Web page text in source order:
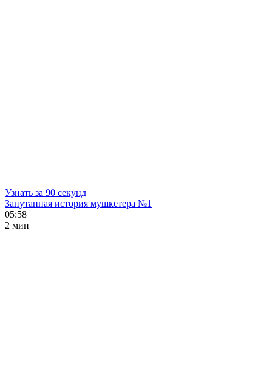
Узнать за 90 секунд
Запутанная история мушкетера №1
05:58
2 мин